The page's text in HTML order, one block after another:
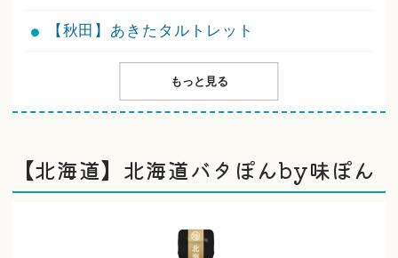
【秋田】あきたタルトレット
もっと見る
【北海道】北海道バタぽんby味ぽん